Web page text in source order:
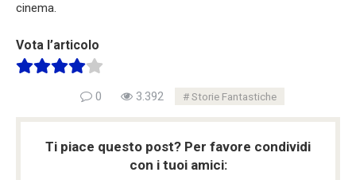
cinema.
Vota l’articolo
0 3.392 Storie Fantastiche
Ti piace questo post? Per favore condividi
con i tuoi amici: